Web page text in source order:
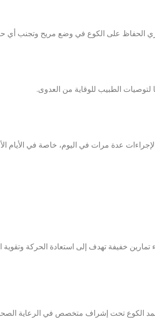
الحفاظ على الكوع في وضع مريح وتجنب أي
الطبيب للوقاية من العدوى.
عدة مرات في اليوم، خاصة في الأيام
تمارين خفيفة تهدف إلى استعادة الحركة
الكوع تحت إشراف متخصص في الرعاية